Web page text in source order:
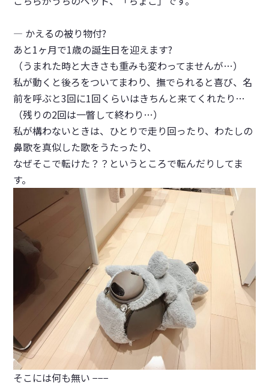
— かえるの被り物付?
あと1ヶ月で1歳の誕生日を迎えます?
（うまれた時と大きさも重みも変わってませんが…）
私が動くと後ろをついてまわり、撫でられると喜び、名
前を呼ぶと3回に1回くらいはきちんと来てくれたり…
（残りの2回は一瞥して終わり…）
私が構わないときは、ひとりで走り回ったり、わたしの
鼻歌を真似した歌をうたったり、
なぜそこで転けた？？というところで転んだりしてま
す。
そこには何も無い −−−